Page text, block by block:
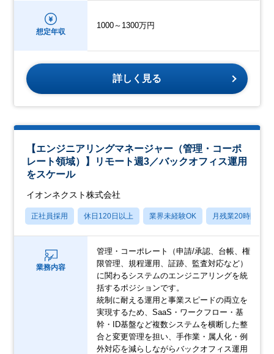
想定年収
1000～1300万円
詳しく見る
【エンジニアリングマネージャー（管理・コーポ
レート領域）】リモート週3／バックオフィス運用
をスケール
イオンネクスト株式会社
正社員採用 休日120日以上 業界未経験OK 月残業20時間以内
業務内容
管理・コーポレート（申請/承認、台帳、権
限管理、規程運用、証跡、監査対応など）
に関わるシステムのエンジニアリングを統
括するポジションです。
統制に耐える運用と事業スピードの両立を
実現するため、SaaS・ワークフロー・基
幹・ID基盤など複数システムを横断した整
合と変更管理を担い、手作業・属人化・例
外対応を減らしながらバックオフィス運用